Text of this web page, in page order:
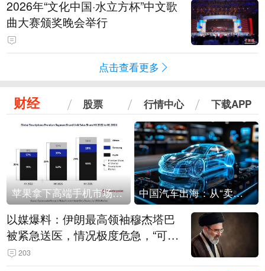
2026年“文化中国·水立方杯”中文歌
曲大赛颁奖晚会举行
点击查看更多
财经 股票 行情中心 下载APP
苹果拿下高端手机市场65%的份额：iPhone 17系列功不可没 中国汽车出海：从“卖出去”到“走进去”
以媒爆料：伊朗最高领袖穆杰塔巴
被紧急送医，情况极度危急，“可能
随时会死去”
203